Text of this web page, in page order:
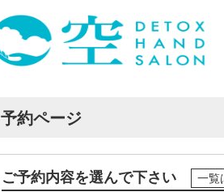
予約ページ
ご予約内容を選んで下さい 一覧